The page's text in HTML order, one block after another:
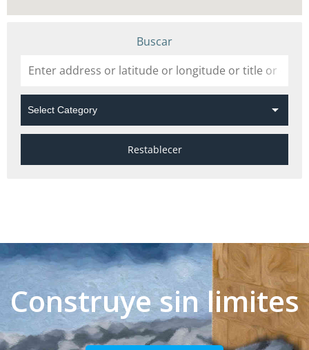
Buscar
Construye sin limites